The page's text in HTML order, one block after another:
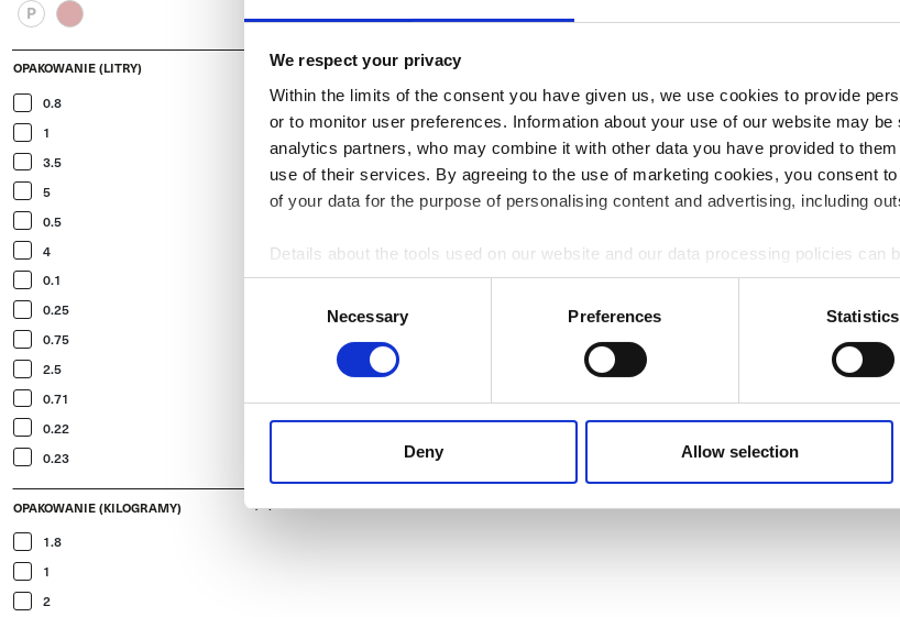
We respect your privacy
Within the limits of the consent you have given us, we use cookies to provide
or to monitor user preferences. Information about your use of our website may
analytics partners, who may combine it with other data you have provided to
use of their services. By agreeing to the use of marketing cookies, you consent
of your data for the purpose of personalising content and advertising, including
Details about the tools used on our website and our data processing policies can
Necessary Preferences Statistics
Deny Allow selection
P
OPAKOWANIE (LITRY)
0.8
1
3.5
5
0.5
4
0.1
0.25
0.75
2.5
0.71
0.22
0.23
OPAKOWANIE (KILOGRAMY)
1.8
1
2
koloru
Dostępne kolory: S
Dostępne kolory: